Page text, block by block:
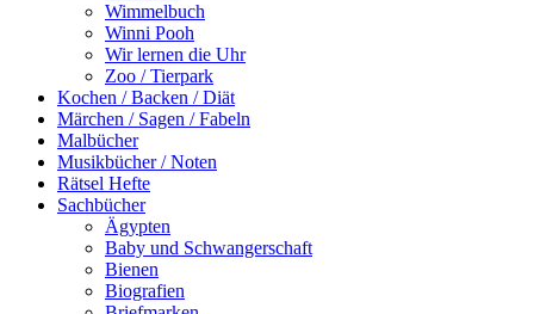
Wimmelbuch
Winni Pooh
Wir lernen die Uhr
Zoo / Tierpark
Kochen / Backen / Diät
Märchen / Sagen / Fabeln
Malbücher
Musikbücher / Noten
Rätsel Hefte
Sachbücher
Ägypten
Baby und Schwangerschaft
Bienen
Biografien